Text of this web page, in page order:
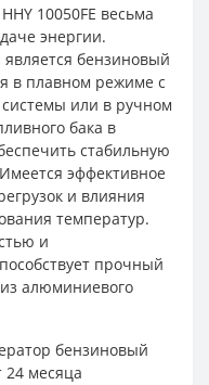
10050FE весьма
энергии.
бензиновый
в плавном режиме с
или в ручном
бака в
стабильную
эффективное
и влияния
температур.
и
прочный
алюминиевого
бензиновый
24 месяца